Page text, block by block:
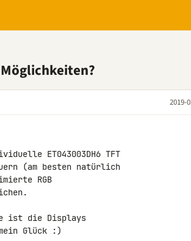
2019-
ET043003DH6 TFT
(am besten natürlich
RGB
ist die Displays
Glück :)